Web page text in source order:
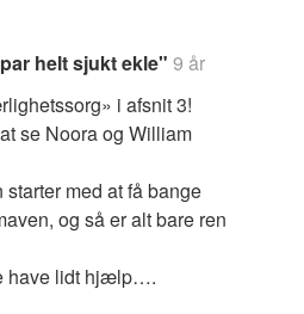
helt sjukt ekle" 9 år
i afsnit 3!
se Noora og William
med at få bange
og så er alt bare ren
have lidt hjælp….